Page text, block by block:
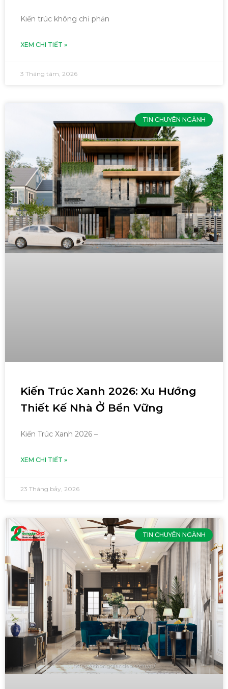
Kiến trúc không chỉ phản
XEM CHI TIẾT »
3 Tháng tám, 2026
TIN CHUYÊN NGÀNH
Kiến Trúc Xanh 2026: Xu Hướng
Thiết Kế Nhà Ở Bền Vững
Kiến Trúc Xanh 2026 –
XEM CHI TIẾT »
23 Tháng bảy, 2026
TIN CHUYÊN NGÀNH